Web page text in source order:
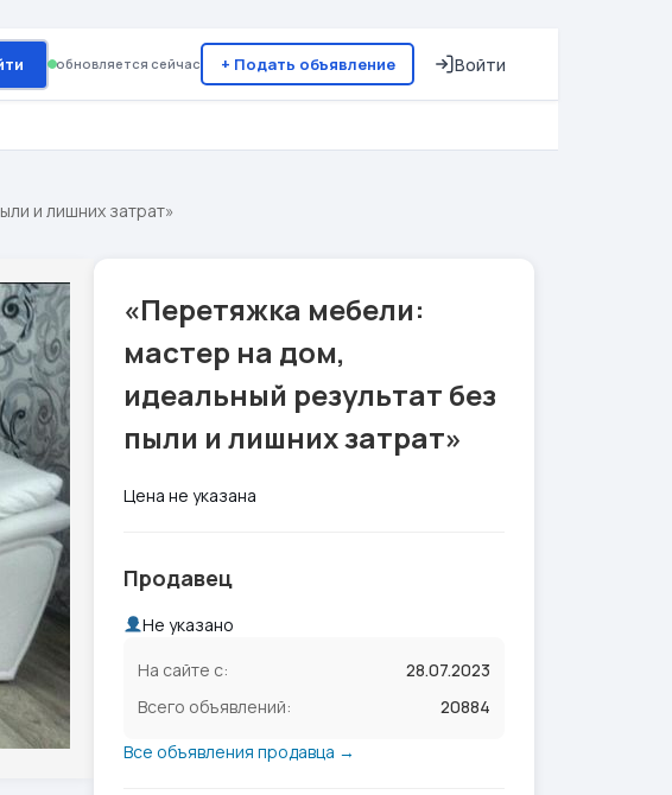
обновляется сейчас + Подать объявление Войти
и лишних затрат»
«Перетяжка мебели:
мастер на дом,
идеальный результат без
пыли и лишних затрат»
Цена не указана
Продавец
Не указано
На сайте с:
28.07.2023
Всего объявлений:
20884
Все объявления продавца →